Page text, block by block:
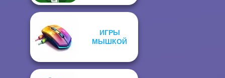
ИГРЫ
МЫШКОЙ